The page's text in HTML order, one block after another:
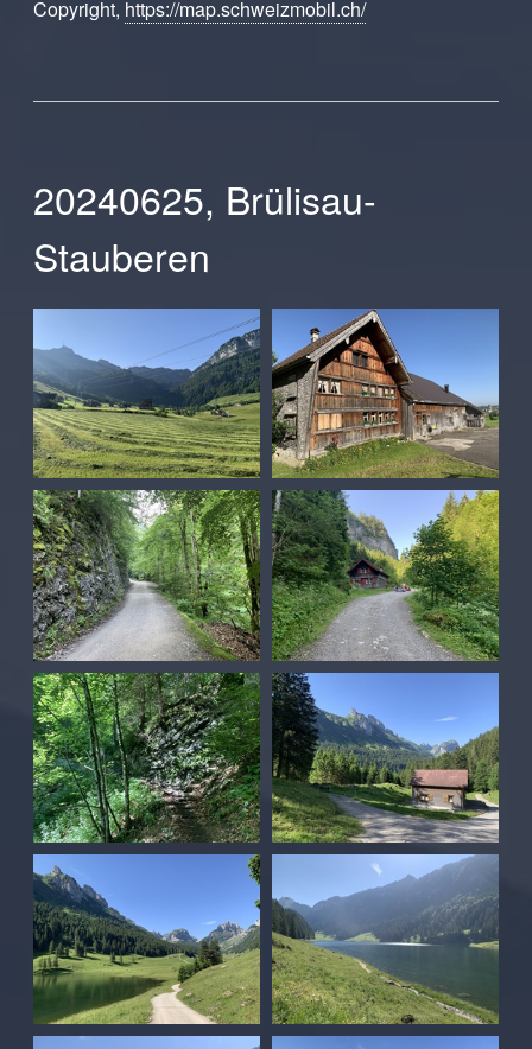
Copyright, https://map.schweizmobil.ch/
20240625, Brülisau-
Stauberen